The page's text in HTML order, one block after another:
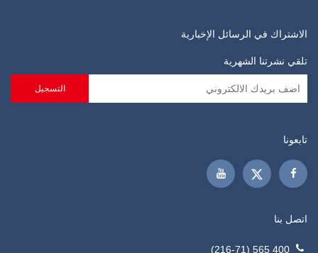
الاشتراك في الرسائل الإخبارية
تلقي نشرتنا الشهرية
تابعونا
اتصل بنا
400 565 (216-71)